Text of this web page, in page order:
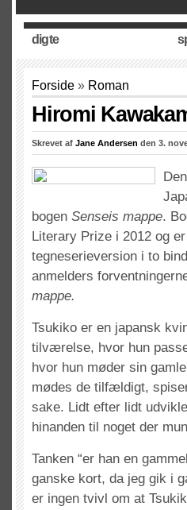
digte
Forside » Roman
Hiromi
Skrevet af Jane Andersen den 3.
bogen Senseis mappe.
Literary Prize i 2012 og
tegneserieversion i to
anmelders
mappe.
Tsukiko er en japansk
tilværelse, hvor hun
hvor hun møder sin
mødes de tilfældigt,
sake. Lidt efter lidt
hinanden til noget der
Tanken “er han en
ganske kort, da jeg gik i
er ingen tvivl om at